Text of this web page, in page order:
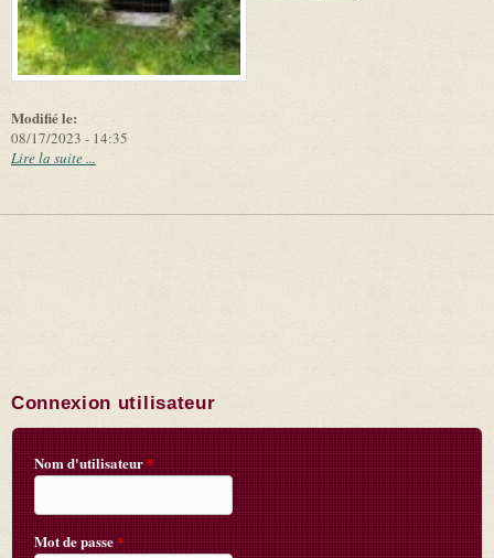
Modifié le:
08/17/2023 - 14:35
Lire la suite ...
Connexion utilisateur
Nom d'utilisateur*
Mot de passe*